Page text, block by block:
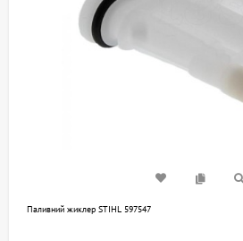
Паливний жиклер STIHL 597547